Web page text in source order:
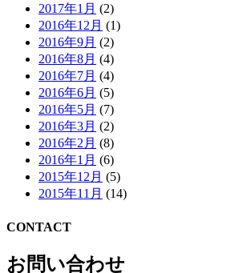
2017年1月 (2)
2016年12月 (1)
2016年9月 (2)
2016年8月 (4)
2016年7月 (4)
2016年6月 (5)
2016年5月 (7)
2016年3月 (2)
2016年2月 (8)
2016年1月 (6)
2015年12月 (5)
2015年11月 (14)
CONTACT
お問い合わせ